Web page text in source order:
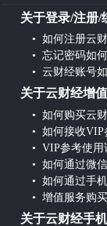
关于登录/注册/
• 如何注册云
• 忘记密码如
• 云财经账号
关于云财经增
• 如何购买云
• 如何接收VIP
• VIP参考使用
• 如何通过微
• 如何通过手
• 增值服务购
关于云财经手